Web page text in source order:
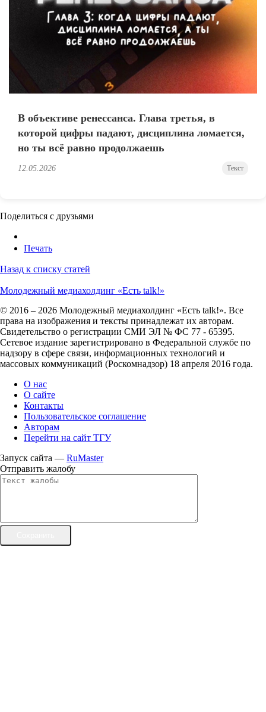
В объективе ренессанса. Глава третья, в
которой цифры падают, дисциплина ломается,
но ты всё равно продолжаешь
12.05.2026 Текст
Поделиться с друзьями
Печать
Назад к списку статей
Молодежный медиахолдинг «Есть talk!»
© 2016 – 2026 Молодежный медиахолдинг «Есть talk!». Все
права на изображения и тексты принадлежат их авторам.
Свидетельство о регистрации СМИ ЭЛ № ФС 77 - 65395.
Сетевое издание зарегистрировано в Федеральной службе по
надзору в сфере связи, информационных технологий и
массовых коммуникаций (Роскомнадзор) 18 апреля 2016 года.
О нас
О сайте
Контакты
Пользовательское соглашение
Авторам
Перейти на сайт ТГУ
Запуск сайта — RuMaster
Отправить жалобу